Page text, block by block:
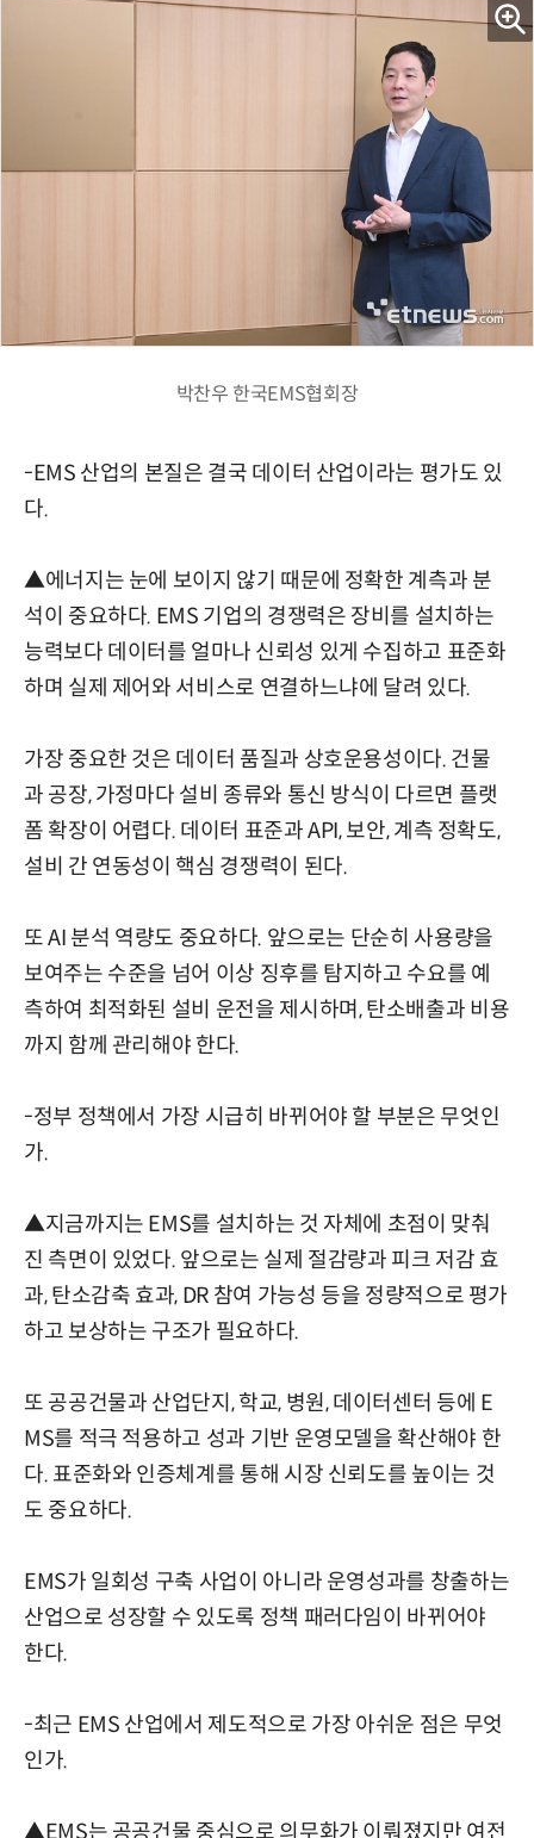
박찬우 한국EMS협회장
-EMS 산업의 본질은 결국 데이터 산업이라는 평가도 있
다.
▲에너지는 눈에 보이지 않기 때문에 정확한 계측과 분
석이 중요하다. EMS 기업의 경쟁력은 장비를 설치하는
능력보다 데이터를 얼마나 신뢰성 있게 수집하고 표준화
하며 실제 제어와 서비스로 연결하느냐에 달려 있다.
가장 중요한 것은 데이터 품질과 상호운용성이다. 건물
과 공장, 가정마다 설비 종류와 통신 방식이 다르면 플랫
폼 확장이 어렵다. 데이터 표준과 API, 보안, 계측 정확도,
설비 간 연동성이 핵심 경쟁력이 된다.
또 AI 분석 역량도 중요하다. 앞으로는 단순히 사용량을
보여주는 수준을 넘어 이상 징후를 탐지하고 수요를 예
측하여 최적화된 설비 운전을 제시하며, 탄소배출과 비용
까지 함께 관리해야 한다.
-정부 정책에서 가장 시급히 바뀌어야 할 부분은 무엇인
가.
▲지금까지는 EMS를 설치하는 것 자체에 초점이 맞춰
진 측면이 있었다. 앞으로는 실제 절감량과 피크 저감 효
과, 탄소감축 효과, DR 참여 가능성 등을 정량적으로 평가
하고 보상하는 구조가 필요하다.
또 공공건물과 산업단지, 학교, 병원, 데이터센터 등에 E
MS를 적극 적용하고 성과 기반 운영모델을 확산해야 한
다. 표준화와 인증체계를 통해 시장 신뢰도를 높이는 것
도 중요하다.
EMS가 일회성 구축 사업이 아니라 운영성과를 창출하는
산업으로 성장할 수 있도록 정책 패러다임이 바뀌어야
한다.
-최근 EMS 산업에서 제도적으로 가장 아쉬운 점은 무엇
인가.
▲EMS는 공공건물 중심으로 의무화가 이뤄졌지만 여전